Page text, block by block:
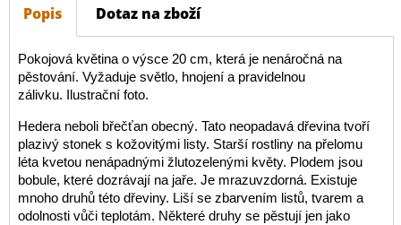
Popis Dotaz na zboží
Pokojová květina o výsce 20 cm, která je nenáročná na
pěstování. Vyžaduje světlo, hnojení a pravidelnou
zálivku. Ilustrační foto.
Hedera neboli břečťan obecný. Tato neopadavá dřevina tvoří
plazivý stonek s kožovitými listy. Starší rostliny na přelomu
léta kvetou nenápadnými žlutozelenými květy. Plodem jsou
bobule, které dozrávají na jaře. Je mrazuvzdorná. Existuje
mnoho druhů této dřeviny. Liší se zbarvením listů, tvarem a
odolnosti vůči teplotám. Některé druhy se pěstují jen jako